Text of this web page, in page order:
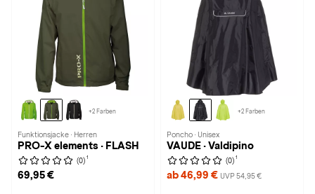
+2 Farben
Funktionsjacke · Herren
PRO-X elements · FLASH
(0) 1
69,95 €
+2 Farben
Poncho · Unisex
VAUDE · Valdipino
(0) 1
ab 46,99 € UVP 54,95 €